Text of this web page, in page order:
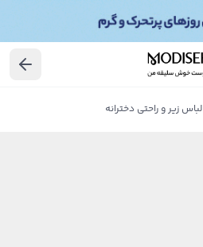
لباس زیر و راحتی دخترانه